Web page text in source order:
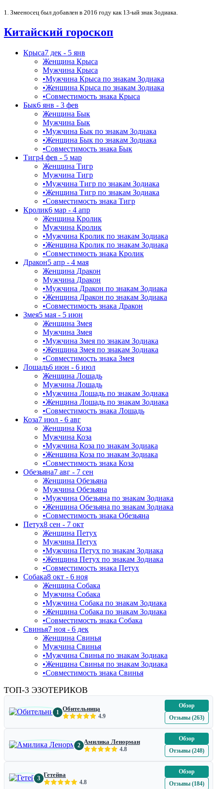
1. Змееносец был добавлен в 2016 году как 13-ый знак Зодиака.
Китайский гороскоп
Крыса7 дек - 5 янв
Женщина Крыса
Мужчина Крыса
•Мужчина Крыса по знакам Зодиака
•Женщина Крыса по знакам Зодиака
•Совместимость знака Крыса
Бык6 янв - 3 фев
Женщина Бык
Мужчина Бык
•Мужчина Бык по знакам Зодиака
•Женщина Бык по знакам Зодиака
•Совместимость знака Бык
Тигр4 фев - 5 мар
Женщина Тигр
Мужчина Тигр
•Мужчина Тигр по знакам Зодиака
•Женщина Тигр по знакам Зодиака
•Совместимость знака Тигр
Кролик6 мар - 4 апр
Женщина Кролик
Мужчина Кролик
•Мужчина Кролик по знакам Зодиака
•Женщина Кролик по знакам Зодиака
•Совместимость знака Кролик
Дракон5 апр - 4 мая
Женщина Дракон
Мужчина Дракон
•Мужчина Дракон по знакам Зодиака
•Женщина Дракон по знакам Зодиака
•Совместимость знака Дракон
Змея5 мая - 5 июн
Женщина Змея
Мужчина Змея
•Мужчина Змея по знакам Зодиака
•Женщина Змея по знакам Зодиака
•Совместимость знака Змея
Лошадь6 июн - 6 июл
Женщина Лошадь
Мужчина Лошадь
•Мужчина Лошадь по знакам Зодиака
•Женщина Лошадь по знакам Зодиака
•Совместимость знака Лошадь
Коза7 июл - 6 авг
Женщина Коза
Мужчина Коза
•Мужчина Коза по знакам Зодиака
•Женщина Коза по знакам Зодиака
•Совместимость знака Коза
Обезьяна7 авг - 7 сен
Женщина Обезьяна
Мужчина Обезьяна
•Мужчина Обезьяна по знакам Зодиака
•Женщина Обезьяна по знакам Зодиака
•Совместимость знака Обезьяна
Петух8 сен - 7 окт
Женщина Петух
Мужчина Петух
•Мужчина Петух по знакам Зодиака
•Женщина Петух по знакам Зодиака
•Совместимость знака Петух
Собака8 окт - 6 ноя
Женщина Собака
Мужчина Собака
•Мужчина Собака по знакам Зодиака
•Женщина Собака по знакам Зодиака
•Совместимость знака Собака
Свинья7 ноя - 6 дек
Женщина Свинья
Мужчина Свинья
•Мужчина Свинья по знакам Зодиака
•Женщина Свинья по знакам Зодиака
•Совместимость знака Свинья
ТОП-3 ЭЗОТЕРИКОВ
1 Обительница
4.9
Обзор
Отзывы (263)
2 Амилика Ленорман
4.8
Обзор
Отзывы (248)
3 Гетейва
4.8
Обзор
Отзывы (184)